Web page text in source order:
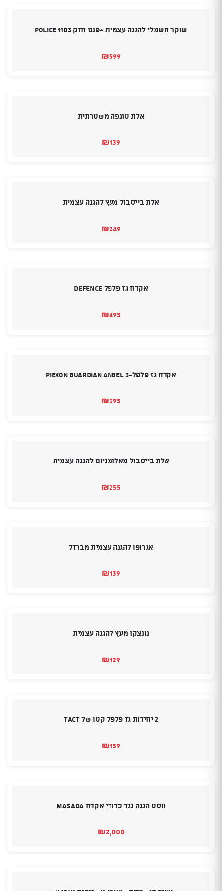
שוקר חשמלי להגנה עצמית +פנס חזק 1103 POLICE
₪599
אלת טונפה משטרתית
₪139
אלת בייסבול מעץ להגנה עצמית
₪249
אקדח גז פלפל DEFENCE
₪495
אקדח גז פלפל-3 Piexon Guardian angel
₪395
אלת בייסבול מאלומניום להגנה עצמית
₪255
אגרופן להגנה עצמית מברזל
₪139
נונצקו מעץ להגנה עצמית
₪129
2 יחידות גז פלפל קטן של TACT
₪159
ווסט הגנה נגד כדורי אקדח MASADA
₪2,000